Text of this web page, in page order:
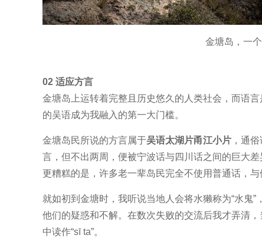
金塘岛，一
02 适应方言
金塘岛上运转着完整且历史悠久的人类社会，而语
的吴语成为我融入的第一大门槛。
金塘岛民所说的方言属于吴语太湖片甬江小片 ，通
言，但不出两周，便被宁波话与四川话之间的巨大差
更糟糕的是，许多老一辈岛民完全不使用普通话，
就如初到金塘时，我听说当地人会将水獭称为“水鬼
他们的疑惑和不解。在数次失败的交流后我才弄清
中读作“sī ta”。